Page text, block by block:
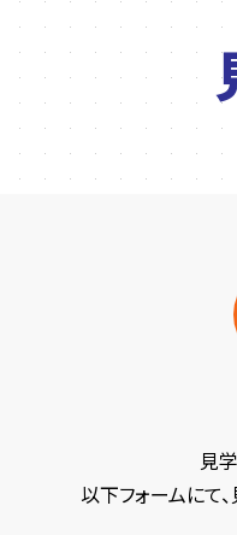
見
以下フォームにて